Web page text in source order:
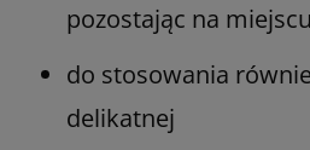
pozostając na
do stosowania
delikatnej